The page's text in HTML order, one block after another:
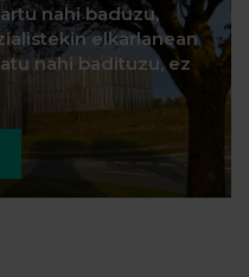
nahi baduzu,
elkarlanean
nahi badituzu, ez